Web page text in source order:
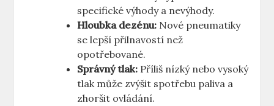
specifické výhody a nevýhody.
Hloubka dezénu: Nové pneumatiky
se lepší přilnavostí než
opotřebované.
Správný tlak: Příliš nízký nebo vysoký
tlak může zvýšit spotřebu paliva a
zhoršit ovládání.